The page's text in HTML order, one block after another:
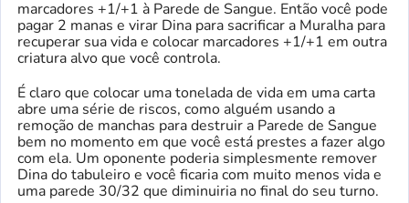
marcadores +1/+1 à Parede de Sangue. Então você pode
pagar 2 manas e virar Dina para sacrificar a Muralha para
recuperar sua vida e colocar marcadores +1/+1 em outra
criatura alvo que você controla.
É claro que colocar uma tonelada de vida em uma carta
abre uma série de riscos, como alguém usando a
remoção de manchas para destruir a Parede de Sangue
bem no momento em que você está prestes a fazer algo
com ela. Um oponente poderia simplesmente remover
Dina do tabuleiro e você ficaria com muito menos vida e
uma parede 30/32 que diminuiria no final do seu turno.